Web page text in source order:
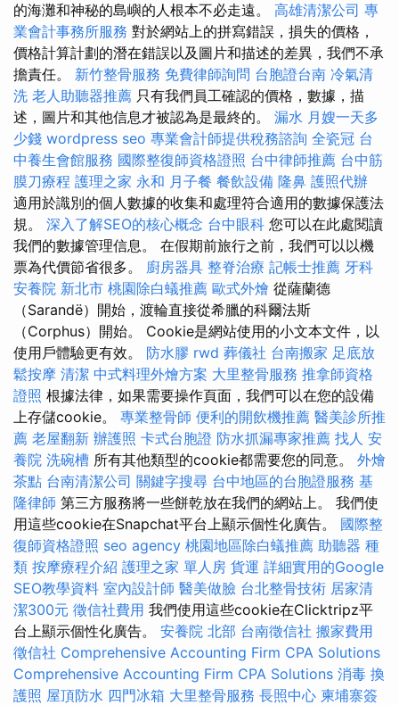
的海灘和神秘的島嶼的人根本不必走遠。 高雄清潔公司 專
業會計事務所服務 對於網站上的拼寫錯誤，損失的價格，
價格計算計劃的潛在錯誤以及圖片和描述的差異，我們不承
擔責任。 新竹整骨服務 免費律師詢問 台胞證台南 冷氣清
洗 老人助聽器推薦 只有我們員工確認的價格，數據，描
述，圖片和其他信息才被認為是最終的。 漏水 月嫂一天多
少錢 wordpress seo 專業會計師提供稅務諮詢 全瓷冠 台
中養生會館服務 國際整復師資格證照 台中律師推薦 台中筋
膜刀療程 護理之家 永和 月子餐 餐飲設備 隆鼻 護照代辦
適用於識別的個人數據的收集和處理符合適用的數據保護法
規。 深入了解SEO的核心概念 台中眼科 您可以在此處閱讀
我們的數據管理信息。 在假期前旅行之前，我們可以以機
票為代價節省很多。 廚房器具 整脊治療 記帳士推薦 牙科
安養院 新北市 桃園除白蟻推薦 歐式外燴 從薩蘭德
（Sarandë）開始，渡輪直接從希臘的科爾法斯
（Corphus）開始。 Cookie是網站使用的小文本文件，以
使用戶體驗更有效。 防水膠 rwd 葬儀社 台南搬家 足底放
鬆按摩 清潔 中式料理外燴方案 大里整骨服務 推拿師資格
證照 根據法律，如果需要操作頁面，我們可以在您的設備
上存儲cookie。 專業整骨師 便利的開飲機推薦 醫美診所推
薦 老屋翻新 辦護照 卡式台胞證 防水抓漏專家推薦 找人 安
養院 洗碗槽 所有其他類型的cookie都需要您的同意。 外燴
茶點 台南清潔公司 關鍵字搜尋 台中地區的台胞證服務 基
隆律師 第三方服務將一些餅乾放在我們的網站上。 我們使
用這些cookie在Snapchat平台上顯示個性化廣告。 國際整
復師資格證照 seo agency 桃園地區除白蟻推薦 助聽器 種
類 按摩療程介紹 護理之家 單人房 貨運 詳細實用的Google
SEO教學資料 室內設計師 醫美做臉 台北整骨技術 居家清
潔300元 徵信社費用 我們使用這些cookie在Clicktripz平
台上顯示個性化廣告。 安養院 北部 台南徵信社 搬家費用
徵信社 Comprehensive Accounting Firm CPA Solutions
Comprehensive Accounting Firm CPA Solutions 消毒 換
護照 屋頂防水 四門冰箱 大里整骨服務 長照中心 柬埔寨簽